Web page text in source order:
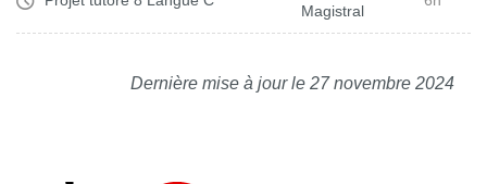
Magistral
Dernière mise à jour le 27 novembre 2024